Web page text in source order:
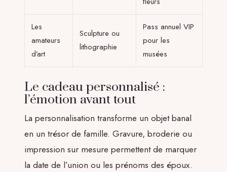
Les
amateurs
d’art
Sculpture ou
lithographie
Pass annuel VIP
pour les
musées
Le cadeau personnalisé :
l’émotion avant tout
La personnalisation transforme un objet banal
en un trésor de famille. Gravure, broderie ou
impression sur mesure permettent de marquer
la date de l’union ou les prénoms des époux.